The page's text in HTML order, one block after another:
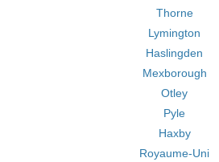
Thorne
Lymington
Haslingden
Mexborough
Otley
Pyle
Haxby
Royaume-Uni